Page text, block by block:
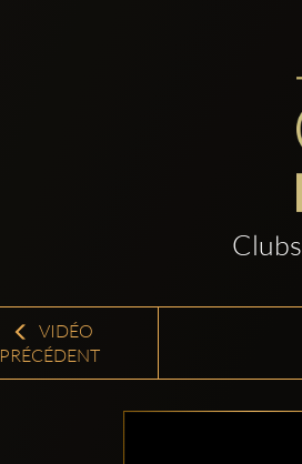
Clubs
VIDÉO
PRÉCÉDENT